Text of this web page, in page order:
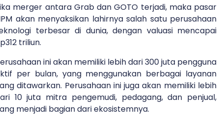
merger antara Grab dan GOTO terjadi, maka pasar
akan menyaksikan lahirnya salah satu perusahaan
terbesar di dunia, dengan valuasi mencapai
triliun.
ini akan memiliki lebih dari 300 juta pengguna
per bulan, yang menggunakan berbagai layanan
ditawarkan. Perusahaan ini juga akan memiliki lebih
10 juta mitra pengemudi, pedagang, dan penjual,
menjadi bagian dari ekosistemnya.